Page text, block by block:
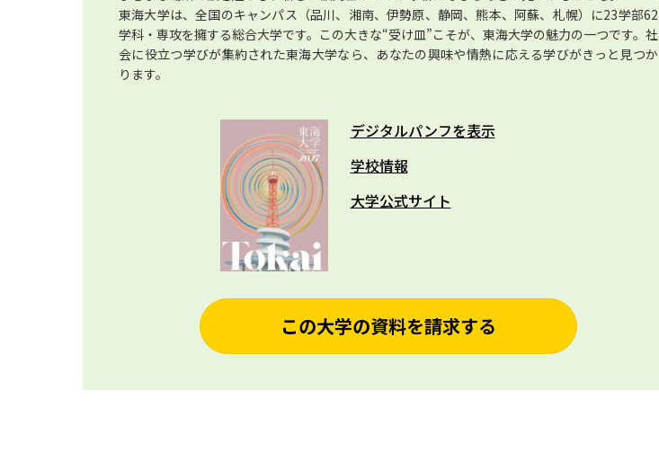
東海大学は、全国のキャンパス（品川、湘南、伊勢原、静岡、熊本、阿蘇、札幌）に23学部62
学科・専攻を擁する総合大学です。この大きな“受け皿”こそが、東海大学の魅力の一つです。社
会に役立つ学びが集約された東海大学なら、あなたの興味や情熱に応える学びがきっと見つか
ります。
デジタルパンフを表示
学校情報
大学公式サイト
この大学の資料を請求する